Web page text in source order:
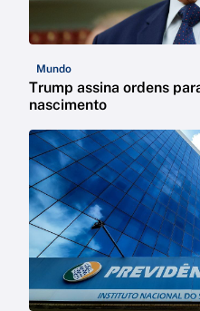
Mundo
Trump assina ordens
nascimento